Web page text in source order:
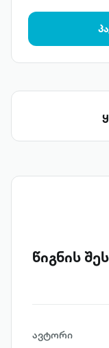
წიგნის
ავტორი